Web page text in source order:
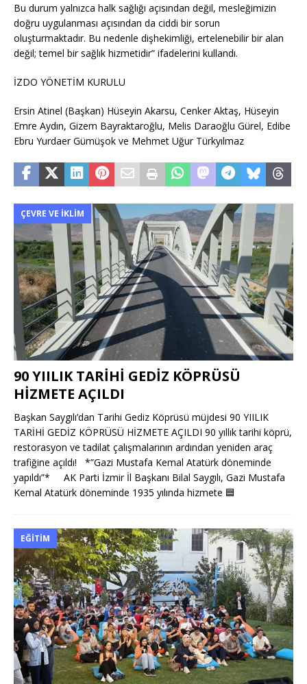
Bu durum yalnızca halk sağlığı açısından değil, mesleğimizin
doğru uygulanması açısından da ciddi bir sorun
oluşturmaktadır. Bu nedenle dişhekimliği, ertelenebilir bir alan
değil; temel bir sağlık hizmetidir” ifadelerini kullandı.
İZDO YÖNETİM KURULU
Ersin Atinel (Başkan) Hüseyin Akarsu, Cenker Aktaş, Hüseyin
Emre Aydın, Gizem Bayraktaroğlu, Melis Daraoğlu Gürel, Edibe
Ebru Yurdaer Gümüşok ve Mehmet Uğur Türkyılmaz
ÇEVRE VE İKLIM
90 YIILIK TARİHİ GEDİZ KÖPRÜSÜ
HİZMETE AÇILDI
Başkan Saygılı’dan Tarihi Gediz Köprüsü müjdesi 90 YIILIK
TARİHİ GEDİZ KÖPRÜSÜ HİZMETE AÇILDI 90 yıllık tarihi köprü,
restorasyon ve tadilat çalışmalarının ardından yeniden araç
trafiğine açıldı! *”Gazi Mustafa Kemal Atatürk döneminde
yapıldı”* AK Parti İzmir İl Başkanı Bilal Saygılı, Gazi Mustafa
Kemal Atatürk döneminde 1935 yılında hizmete 🟦
EĞITIM